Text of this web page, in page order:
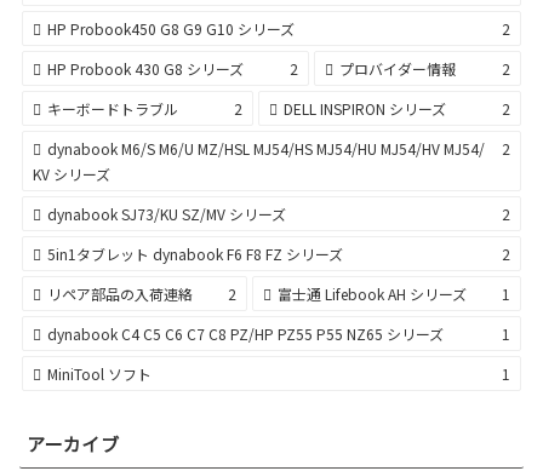
HP Probook450 G8 G9 G10 シリーズ
2
HP Probook 430 G8 シリーズ
2 プロバイダー情報
2
キーボードトラブル
2 DELL INSPIRON シリーズ
2
dynabook M6/S M6/U MZ/HSL MJ54/HS MJ54/HU MJ54/HV MJ54/
KV シリーズ
2
dynabook SJ73/KU SZ/MV シリーズ
2
5in1タブレット dynabook F6 F8 FZ シリーズ
2
リペア部品の入荷連絡
2 富士通 Lifebook AH シリーズ
1
dynabook C4 C5 C6 C7 C8 PZ/HP PZ55 P55 NZ65 シリーズ
1
MiniTool ソフト
1
アーカイブ